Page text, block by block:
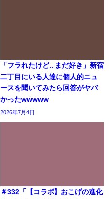
「フラれたけど...まだ好き」新宿
二丁目にいる人達に個人的ニュ
ースを聞いてみたら回答がヤバ
かったwwwww
2026年7月4日
＃332「【コラボ】おこげの進化